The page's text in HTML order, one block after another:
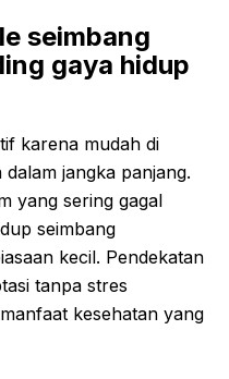
seimbang
gaya hidup
karena mudah di
jangka panjang.
yang sering gagal
seimbang
kecil. Pendekatan
tanpa stres
kesehatan yang